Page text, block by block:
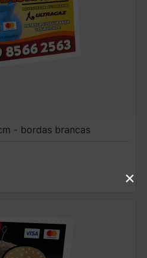
- bordas brancas
×